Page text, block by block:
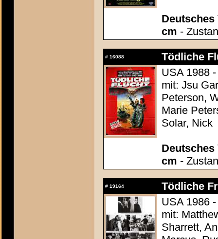
Deutsches
cm -
# 16088
Tödliche
USA 1988
mit: Jsu
Peterson,
Marie
Solar, Nick
Deutsches
cm -
# 19164
Tödliche
USA 1986
mit:
Sharrett,